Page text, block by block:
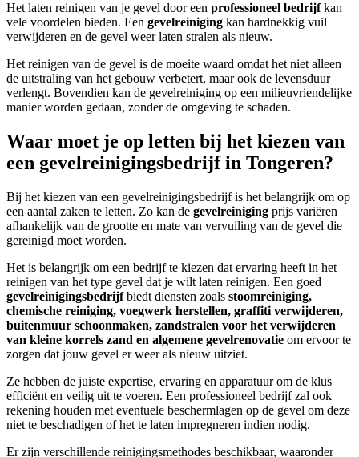
Het laten reinigen van je gevel door een professioneel bedrijfkan
vele voordelen bieden. Een gevelreiniging kan hardnekkig vuil
verwijderen en de gevel weer laten stralen als nieuw.
Het reinigen van de gevel is de moeite waard omdat het niet alleen
de uitstraling van het gebouw verbetert, maar ook de levensduur
verlengt. Bovendien kan de gevelreiniging op een milieuvriendelijke
manier worden gedaan, zonder de omgeving te schaden.
Waar moet je op letten bij het kiezen van
een gevelreinigingsbedrijf in Tongeren?
Bij het kiezen van een gevelreinigingsbedrijf is het belangrijk om op
een aantal zaken te letten. Zo kan de gevelreiniging prijs variëren
afhankelijk van de grootte en mate van vervuiling van de gevel die
gereinigd moet worden.
Het is belangrijk om een bedrijf te kiezen dat ervaring heeft in het
reinigen van het type gevel dat je wilt laten reinigen. Een goed
gevelreinigingsbedrijfbiedt diensten zoals stoomreiniging,
chemische reiniging, voegwerk herstellen, graffiti verwijderen,
buitenmuur schoonmaken, zandstralen voor het verwijderen
van kleine korrels zand en algemene gevelrenovatie om ervoor te
zorgen dat jouw gevel er weer als nieuw uitziet.
Ze hebben de juiste expertise, ervaring en apparatuur om de klus
efficiënt en veilig uit te voeren. Een professioneel bedrijf zal ook
rekening houden met eventuele beschermlagen op de gevel om deze
niet te beschadigen of het te laten impregneren indien nodig.
Er zijn verschillende reinigingsmethodes beschikbaar, waaronder